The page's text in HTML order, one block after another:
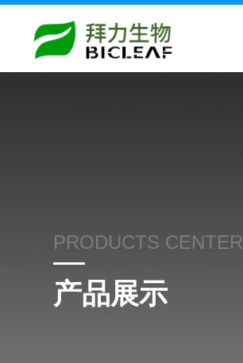
PRODUCTS CENTER
产品展示